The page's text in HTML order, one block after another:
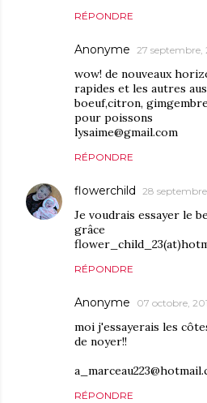
RÉPONDRE
Anonyme 27 septembre,
wow! de nouveaux
rapides et les autres
boeuf,citron,
pour poissons
lysaime@gmail.com
RÉPONDRE
flowerchild 28
Je voudrais essayer le
grâce
RÉPONDRE
Anonyme 07 octobre,
moi j'essayerais les
de noyer!!
RÉPONDRE